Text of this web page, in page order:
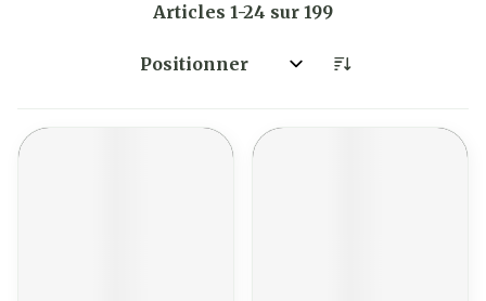
Articles 1-24 sur 199
Trier par: